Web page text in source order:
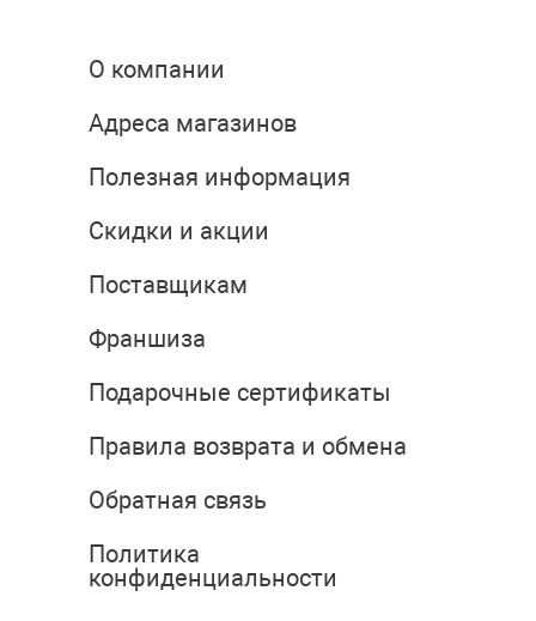
О компании
Адреса магазинов
Полезная информация
Скидки и акции
Поставщикам
Франшиза
Подарочные сертификаты
Правила возврата и обмена
Обратная связь
Политика
конфиденциальности